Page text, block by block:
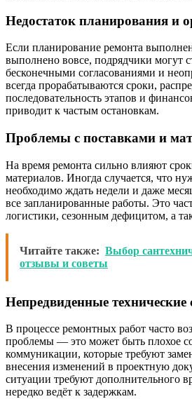
Недостаток планирования и
Если планирование ремонта
выполнено вовсе, подрядчики могут
бесконечными согласованиями и
всегда прорабатываются сроки,
последовательность этапов и
приводит к частым остановкам.
Проблемы с поставками и
На время ремонта сильно влияют
материалов. Иногда случается, что
необходимо ждать недели и даже
все запланированные работы. Это
логистики, сезонным дефицитом, а
Читайте также: Выбор
отзывы и советы
Непредвиденные технические
В процессе ремонтных работ часто
проблемы — это может быть плохое
коммуникации, которые требуют
внесения изменений в проектную
ситуации требуют дополнительного
нередко ведёт к задержкам.